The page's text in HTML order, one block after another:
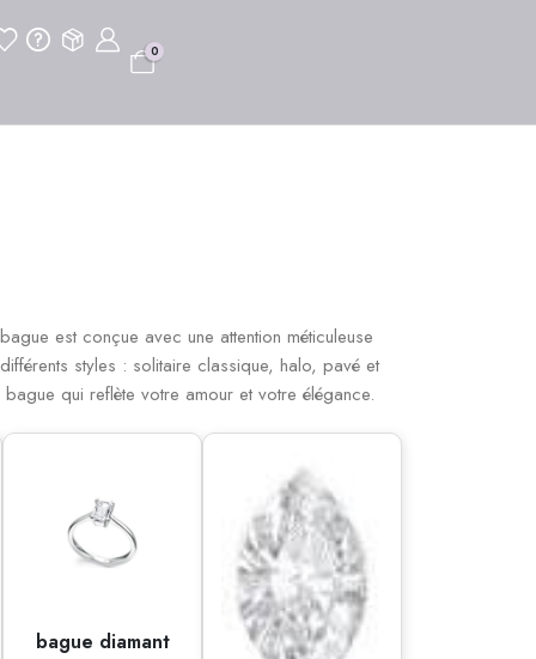
0
est conçue avec une attention méticuleuse
styles : solitaire classique, halo, pavé et
qui reflète votre amour et votre élégance.
bague diamant